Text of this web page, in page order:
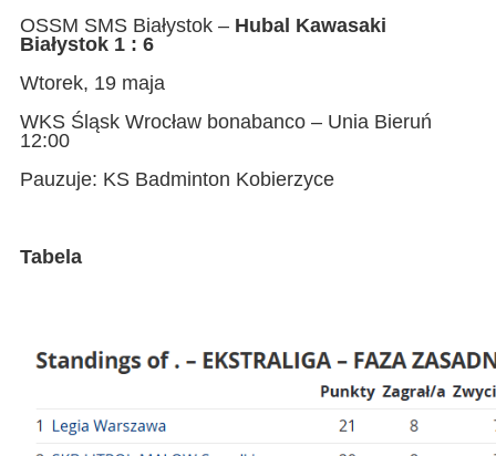
OSSM SMS Białystok – Hubal Kawasaki
Białystok 1 : 6
Wtorek, 19 maja
WKS Śląsk Wrocław bonabanco – Unia Bieruń
12:00
Pauzuje: KS Badminton Kobierzyce
Tabela